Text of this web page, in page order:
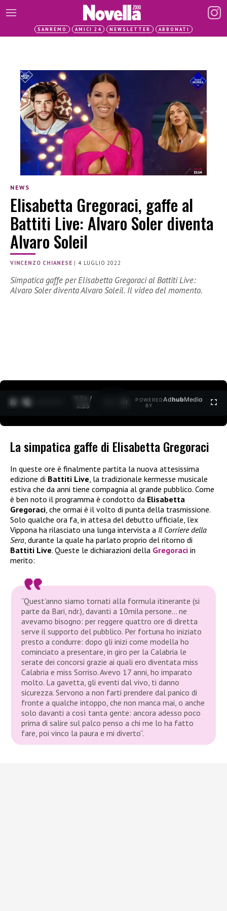
SANREMO AMICI 24 NEWSLETTER ABBONATI
NEWS
Elisabetta Gregoraci, gaffe al
Battiti Live: Alvaro Soler diventa
Alvaro Soleil
VINCENZO CHIANESE |4 LUGLIO 2022
Simpatica gaffe per Elisabetta Gregoraci al Battiti Live:
Alvaro Soler diventa Alvaro Soleil. Il video del momento.
0:27 /
3:35
POWERED
BY
AdhubMedia
La simpatica gaffe di Elisabetta Gregoraci
In queste ore è finalmente partita la nuova attesissima
edizione di Battiti Live, la tradizionale kermesse musicale
estiva che da anni tiene compagnia al grande pubblico. Come
è ben noto il programma è condotto da Elisabetta
Gregoraci, che ormai è il volto di punta della trasmissione.
Solo qualche ora fa, in attesa del debutto ufficiale, l’ex
Vippona ha rilasciato una lunga intervista a Il Corriere della
Sera, durante la quale ha parlato proprio del ritorno di
Battiti Live. Queste le dichiarazioni della Gregoraci in
merito:
“Quest’anno siamo tornati alla formula itinerante (si
parte da Bari, ndr.), davanti a 10mila persone… ne
avevamo bisogno: per reggere quattro ore di diretta
serve il supporto del pubblico. Per fortuna ho iniziato
presto a condurre: dopo gli inizi come modella ho
cominciato a presentare, in giro per la Calabria le
serate dei concorsi grazie ai quali ero diventata miss
Calabria e miss Sorriso. Avevo 17 anni, ho imparato
molto. La gavetta, gli eventi dal vivo, ti danno
sicurezza. Servono a non farti prendere dal panico di
fronte a qualche intoppo, che non manca mai, o anche
solo davanti a così tanta gente: ancora adesso poco
prima di salire sul palco penso a chi me lo ha fatto
fare, poi vinco la paura e mi diverto”.